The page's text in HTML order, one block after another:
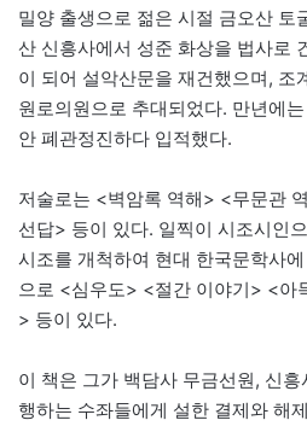
밀양 출생으로 젊은 시절 금오산 토
산 신흥사에서 성준 화상을 법사로
이 되어 설악산문을 재건했으며, 조
원로의원으로 추대되었다. 만년에
안 폐관정진하다 입적했다.
저술로는 <벽암록 역해> <무문관
선답> 등이 있다. 일찍이 시조시인
시조를 개척하여 현대 한국문학사
으로 <심우도> <절간 이야기> <아
> 등이 있다.
이 책은 그가 백담사 무금선원, 신
행하는 수좌들에게 설한 결제와 해